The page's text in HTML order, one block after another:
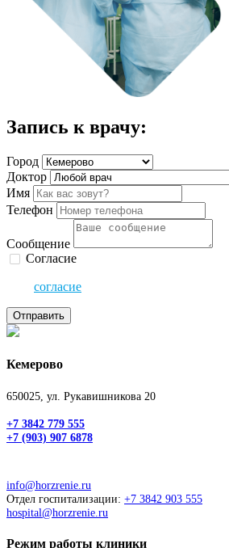
Запись к врачу:
Город
Доктор
Имя
Телефон
Сообщение
Согласие
согласие
Отправить
Кемерово
650025, ул. Рукавишникова 20
+7 3842 779 555
+7 (903) 907 6878
info@horzrenie.ru
Отдел госпитализации: +7 3842 903 555
hospital@horzrenie.ru
Режим работы клиники